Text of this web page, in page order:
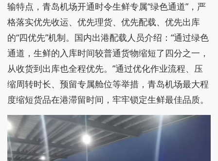
输特点，青岛机场开通时令生鲜专属“绿色通道”，严
格落实优先收运、优先理货、优先配载、优先出库
的“四优先”机制。国内出港配载人员介绍：“通过绿色
通道，生鲜的入库时间较普通货物缩短了四分之一，
从收货到出库也全程优先。”通过优化作业流程、压
缩周转时长、预留专属舱位等举措，青岛机场最大程
度缩短货品在港滞留时间，牢牢锁定生鲜最佳品质。